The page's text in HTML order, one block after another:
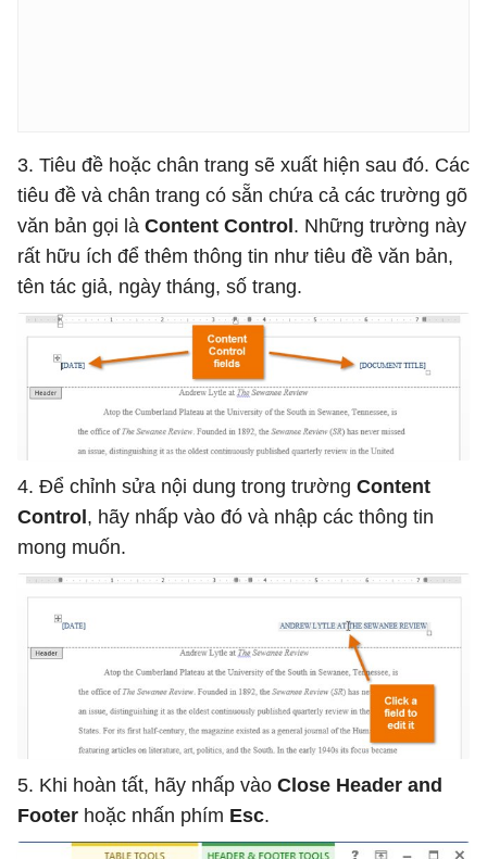
3. Tiêu đề hoặc chân trang sẽ xuất hiện sau đó. Các
tiêu đề và chân trang có sẵn chứa cả các trường gõ
văn bản gọi là Content Control. Những trường này
rất hữu ích để thêm thông tin như tiêu đề văn bản,
tên tác giả, ngày tháng, số trang.
4. Để chỉnh sửa nội dung trong trường Content
Control, hãy nhấp vào đó và nhập các thông tin
mong muốn.
5. Khi hoàn tất, hãy nhấp vào Close Header and
Footer hoặc nhấn phím Esc.